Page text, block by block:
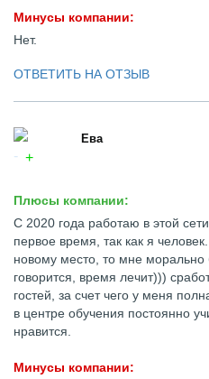
Минусы компании:
Нет.
ОТВЕТИТЬ НА ОТЗЫВ
Ева
Плюсы компании:
С 2020 года работаю в этой
первое время, так как я
новому место, то мне
говорится, время лечит)))
гостей, за счет чего у меня
в центре обучения постоянно
нравится.
Минусы компании: